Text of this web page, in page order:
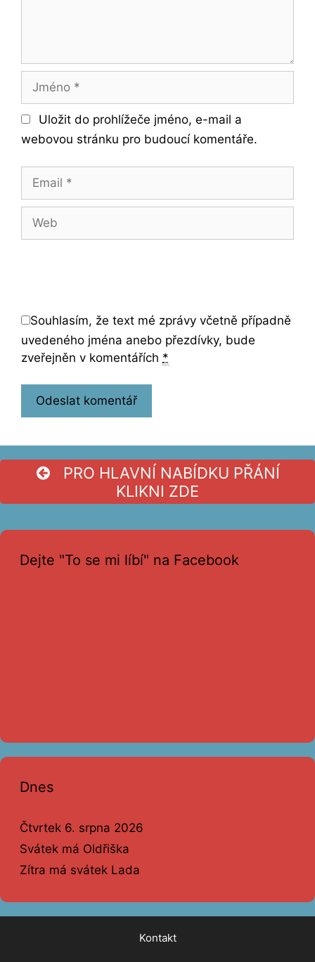
Jméno
Uložit do prohlížeče jméno, e-mail a
webovou stránku pro budoucí komentáře.
Email
Web
Souhlasím, že text mé zprávy včetně případně
uvedeného jména anebo přezdívky, bude
zveřejněn v komentářích *
PRO HLAVNÍ NABÍDKU PŘÁNÍ
KLIKNI ZDE
Dejte "To se mi líbí" na Facebook
Dnes
Čtvrtek 6. srpna 2026
Svátek má Oldřiška
Zítra má svátek Lada
Kontakt